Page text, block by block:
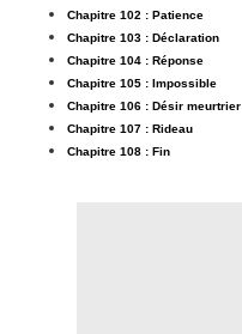
Chapitre 102 : Patience
Chapitre 103 : Déclaration
Chapitre 104 : Réponse
Chapitre 105 : Impossible
Chapitre 106 : Désir meurtrier
Chapitre 107 : Rideau
Chapitre 108 : Fin